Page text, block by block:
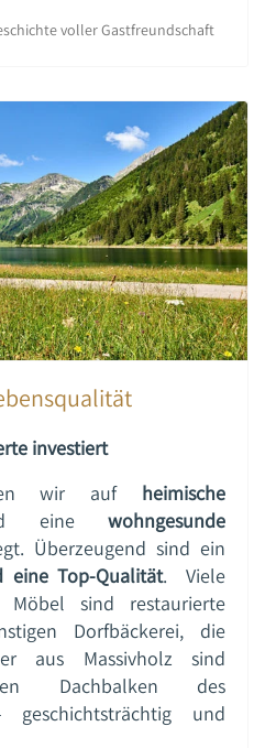
voller Gastfreundschaft
investiert
wir auf heimische
einewohngesunde
Überzeugend sind ein
eine Top-Qualität. Viele
Möbel sind restaurierte
Dorfbäckerei, die
aus Massivholz sind
Dachbalken des
und